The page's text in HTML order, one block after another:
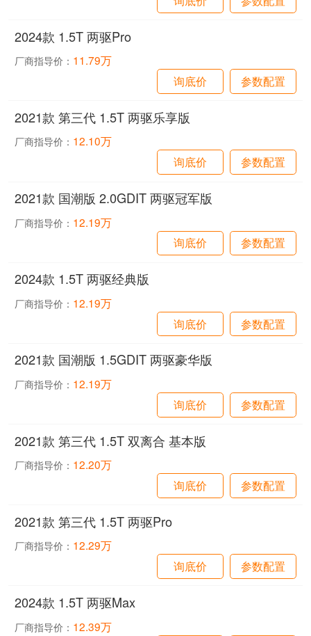
2024款 1.5T 两驱Pro
厂商指导价： 11.79万
询底价
参数配置
2021款 第三代 1.5T 两驱乐享版
厂商指导价： 12.10万
询底价
参数配置
2021款 国潮版 2.0GDIT 两驱冠军版
厂商指导价： 12.19万
询底价
参数配置
2024款 1.5T 两驱经典版
厂商指导价： 12.19万
询底价
参数配置
2021款 国潮版 1.5GDIT 两驱豪华版
厂商指导价： 12.19万
询底价
参数配置
2021款 第三代 1.5T 双离合 基本版
厂商指导价： 12.20万
询底价
参数配置
2021款 第三代 1.5T 两驱Pro
厂商指导价： 12.29万
询底价
参数配置
2024款 1.5T 两驱Max
厂商指导价： 12.39万